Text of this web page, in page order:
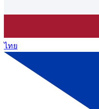
ไทย